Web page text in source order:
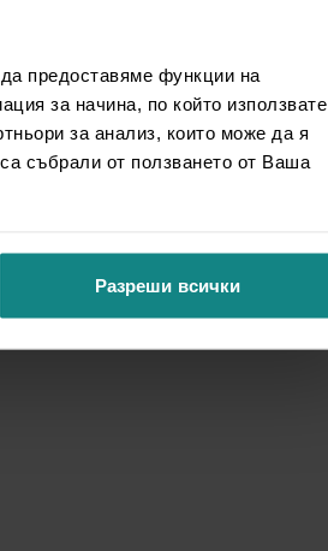
предоставяме функции на
за начина, по който използвате
за анализ, които може да я
събрали от ползването от Ваша
Разреши всички